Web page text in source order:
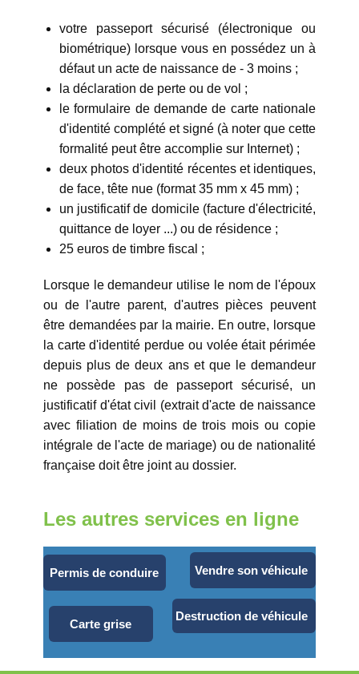
votre passeport sécurisé (électronique ou
biométrique) lorsque vous en possédez un à
défaut un acte de naissance de - 3 moins ;
la déclaration de perte ou de vol ;
le formulaire de demande de carte nationale
d'identité complété et signé (à noter que cette
formalité peut être accomplie sur Internet) ;
deux photos d'identité récentes et identiques,
de face, tête nue (format 35 mm x 45 mm) ;
un justificatif de domicile (facture d'électricité,
quittance de loyer ...) ou de résidence ;
25 euros de timbre fiscal ;
Lorsque le demandeur utilise le nom de l'époux
ou de l'autre parent, d'autres pièces peuvent
être demandées par la mairie. En outre, lorsque
la carte d'identité perdue ou volée était périmée
depuis plus de deux ans et que le demandeur
ne possède pas de passeport sécurisé, un
justificatif d'état civil (extrait d'acte de naissance
avec filiation de moins de trois mois ou copie
intégrale de l'acte de mariage) ou de nationalité
française doit être joint au dossier.
Les autres services en ligne
Carte grise
Permis de conduire Vendre son véhicule
Destruction de véhicule